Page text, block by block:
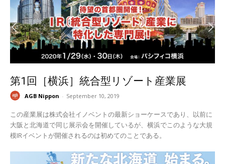
第1回［横浜］統合型リゾート産業展
AGB Nippon - September 10, 2019
この産業展は株式会社イノベントの最新ショーケースであり、以前に
大阪と北海道で同じ展示会を開催しているが、横浜でこのような大規
模IRイベントが開催されるのは初めてのことである。